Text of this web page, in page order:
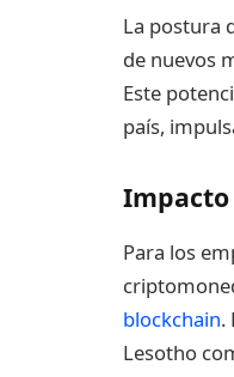
La postura
de nuevos
Este
país,
Impacto
Para los
blockchain.
Lesotho